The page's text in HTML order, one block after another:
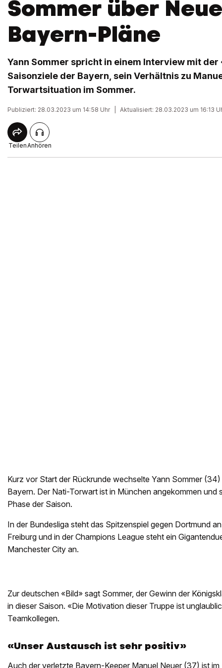
Sommer über
Bayern-Pläne
Yann Sommer spricht in einem Interview mit der
Saisonziele der Bayern, sein Verhältnis zu
Torwartsituation im Sommer.
Publiziert: 28.03.2023 um 14:58 Uhr Aktualisiert: 28.03.2023 um 16:13
TeilenAnhören
Kurz vor Start der Rückrunde wechselte Yann Sommer
Bayern. Der Nati-Torwart ist in München angekommen und
Phase der Saison.
In der Bundesliga steht das Spitzenspiel gegen Dortmund
Freiburg und in der Champions League steht ein
Manchester City an.
Zur deutschen «Bild» sagt Sommer, der Gewinn der
in dieser Saison. «Die Motivation dieser Truppe ist
Teamkollegen.
«Unser Austausch ist sehr positiv»
Auch der verletzte Bayern-Keeper Manuel Neuer (37) ist